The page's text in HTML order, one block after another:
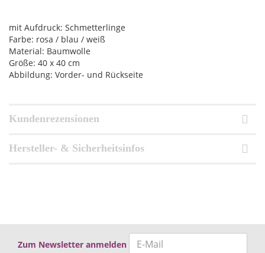
mit Aufdruck: Schmetterlinge
Farbe: rosa / blau / weiß
Material: Baumwolle
Größe: 40 x 40 cm
Abbildung: Vorder- und Rückseite
Kundenrezensionen
Hersteller- & Sicherheitsinfos
Zum Newsletter anmelden